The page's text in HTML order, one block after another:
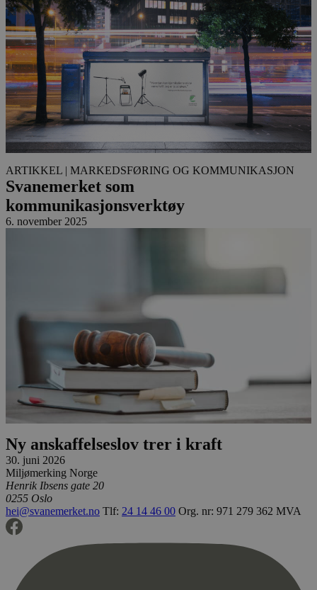
ARTIKKEL | MARKEDSFØRING OG KOMMUNIKASJON
Svanemerket som
kommunikasjonsverktøy
6. november 2025
Ny anskaffelseslov trer i kraft
30. juni 2026
Miljømerking Norge
Henrik Ibsens gate 20
0255 Oslo
hei@svanemerket.no Tlf: 24 14 46 00 Org. nr: 971 279 362 MVA